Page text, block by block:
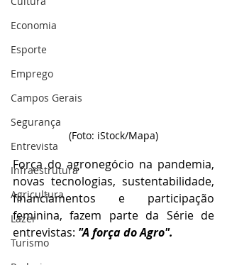
Economia
Esporte
Emprego
Campos Gerais
Segurança
Entrevista
Infraestrutura
Agricultura
Lazer
Turismo
(Foto: iStock/Mapa)
Força do agronegócio na pandemia,
novas tecnologias, sustentabilidade,
financiamentos e participação
feminina, fazem parte da Série de
entrevistas: "A força do Agro".